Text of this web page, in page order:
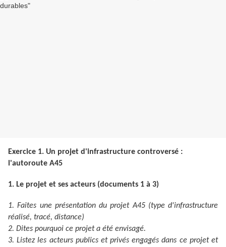
Exercice 1. Un projet d'infrastructure controversé :
l'autoroute A45
1. Le projet et ses acteurs (documents 1 à 3)
1. Faites une présentation du projet A45 (type d'infrastructure
réalisé, tracé, distance)
2. Dites pourquoi ce projet a été envisagé.
3. Listez les acteurs publics et privés engagés dans ce projet et